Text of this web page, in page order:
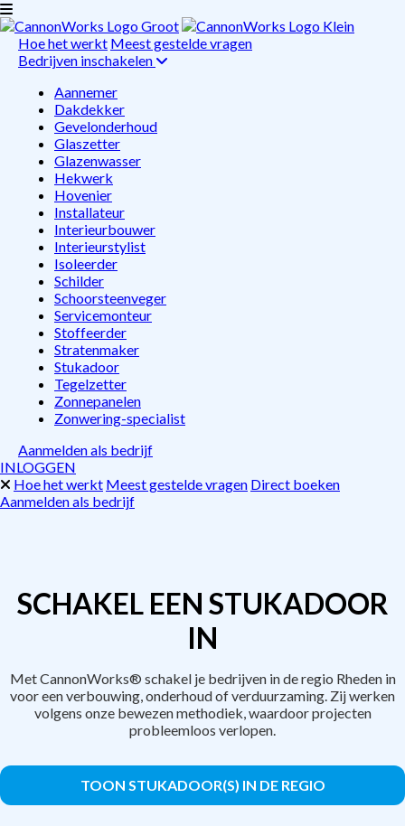
Hoe het werkt Meest gestelde vragen
Bedrijven inschakelen
Aannemer
Dakdekker
Gevelonderhoud
Glaszetter
Glazenwasser
Hekwerk
Hovenier
Installateur
Interieurbouwer
Interieurstylist
Isoleerder
Schilder
Schoorsteenveger
Servicemonteur
Stoffeerder
Stratenmaker
Stukadoor
Tegelzetter
Zonnepanelen
Zonwering-specialist
Aanmelden als bedrijf
INLOGGEN
Hoe het werkt Meest gestelde vragen Direct boeken
Aanmelden als bedrijf
SCHAKEL EEN STUKADOOR
IN
Met CannonWorks® schakel je bedrijven in de regio Rheden in
voor een verbouwing, onderhoud of verduurzaming. Zij werken
volgens onze bewezen methodiek, waardoor projecten
probleemloos verlopen.
TOON STUKADOOR(S) IN DE REGIO